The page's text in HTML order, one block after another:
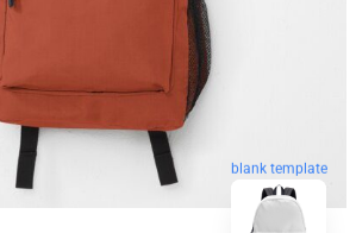
blank template